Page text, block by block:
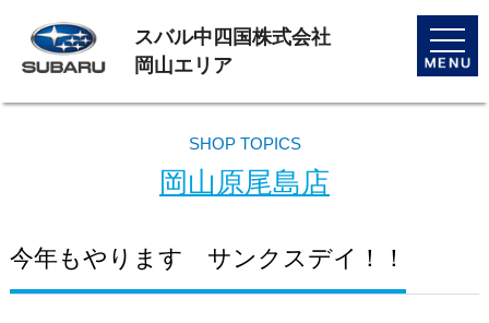
toggle
スバル中四国株式会社
岡山エリア
SHOP TOPICS
岡山原尾島店
今年もやります サンクスデイ！！